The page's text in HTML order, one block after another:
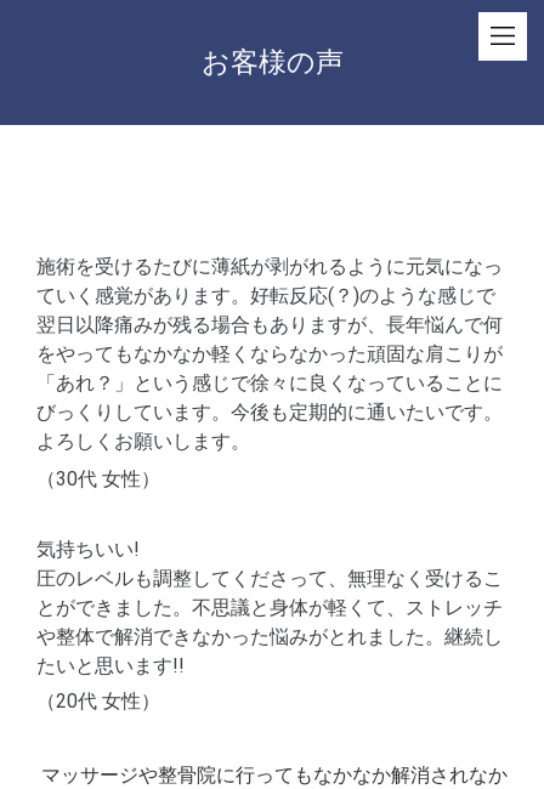
お客様の声
施術を受けるたびに薄紙が剥がれるように元気になっ
ていく感覚があります。好転反応(？)のような感じで
翌日以降痛みが残る場合もありますが、長年悩んで何
をやってもなかなか軽くならなかった頑固な肩こりが
「あれ？」という感じで徐々に良くなっていることに
びっくりしています。今後も定期的に通いたいです。
よろしくお願いします。
（30代 女性）
気持ちいい!
圧のレベルも調整してくださって、無理なく受けるこ
とができました。 不思議と身体が軽くて、ストレッチ
や整体で解消できなかった悩みがとれました。継続し
たいと思います!!
（20代 女性）
マッサージや整骨院に行ってもなかなか解消されなか